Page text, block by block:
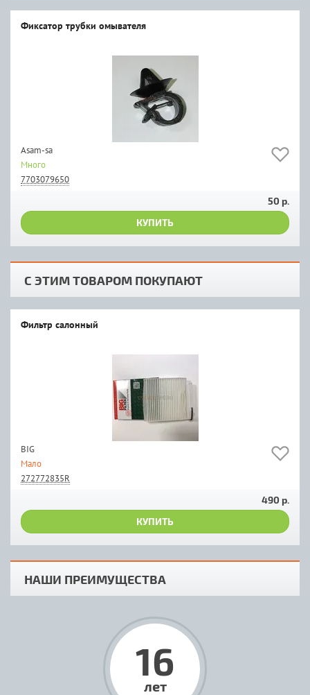
Фиксатор трубки омывателя
Asam-sa
Много
7703079650
50 р.
КУПИТЬ
С ЭТИМ ТОВАРОМ ПОКУПАЮТ
Фильтр салонный
BIG
Мало
272772835R
490 р.
КУПИТЬ
НАШИ ПРЕИМУЩЕСТВА
16
лет